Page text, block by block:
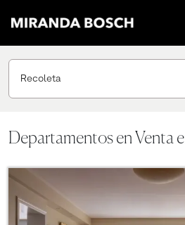
Recoleta
Departamentos en Venta